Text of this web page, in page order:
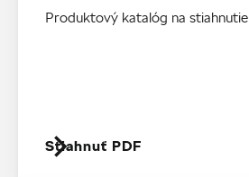
Produktový katalóg na stiahnutie
Stiahnuť PDF